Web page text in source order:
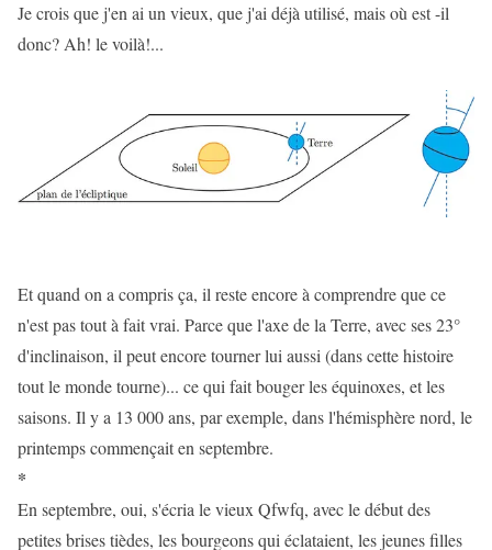
Je crois que j'en ai un vieux, que j'ai déjà utilisé, mais où est -il
donc? Ah! le voilà!...
Et quand on a compris ça, il reste encore à comprendre que ce
n'est pas tout à fait vrai. Parce que l'axe de la Terre, avec ses 23°
d'inclinaison, il peut encore tourner lui aussi (dans cette histoire
tout le monde tourne)... ce qui fait bouger les équinoxes, et les
saisons. Il y a 13 000 ans, par exemple, dans l'hémisphère nord, le
printemps commençait en septembre.
*
En septembre, oui, s'écria le vieux Qfwfq, avec le début des
petites brises tièdes, les bourgeons qui éclataient, les jeunes filles